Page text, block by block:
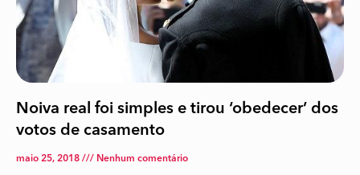
Noiva real foi simples e tirou ‘obedecer’ dos
votos de casamento
maio 25, 2018 Nenhum comentário